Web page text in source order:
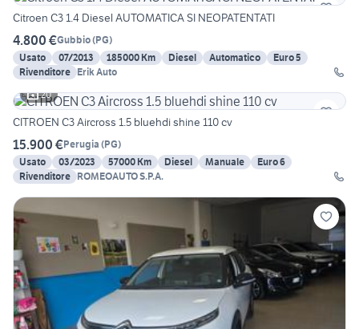
Citroen C3 1.4 Diesel AUTOMATICA SI NEOPATENTATI
4.800 €Gubbio(PG)
Usato
07/2013 185000 Km Diesel Automatico
Euro 5
Rivenditore Erik Auto
20
CITROEN C3 Aircross 1.5 bluehdi shine 110 cv
15.900 €Perugia (PG)
Usato
03/2023 57000 Km Diesel Manuale
Euro 6
Rivenditore ROMEOAUTO S.P.A.